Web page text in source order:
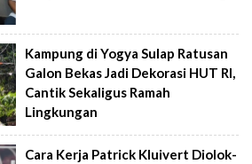
Kampung di Yogya Sulap Ratusan
Galon Bekas Jadi Dekorasi HUT RI,
Cantik Sekaligus Ramah
Lingkungan
Cara Kerja Patrick Kluivert Diolok-